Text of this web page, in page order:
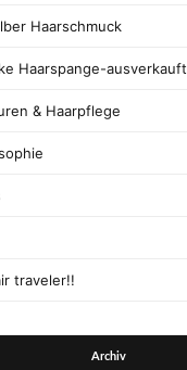
Haarschmuck
Haarspange-ausverkauft
& Haarpflege
traveler!!
Archiv